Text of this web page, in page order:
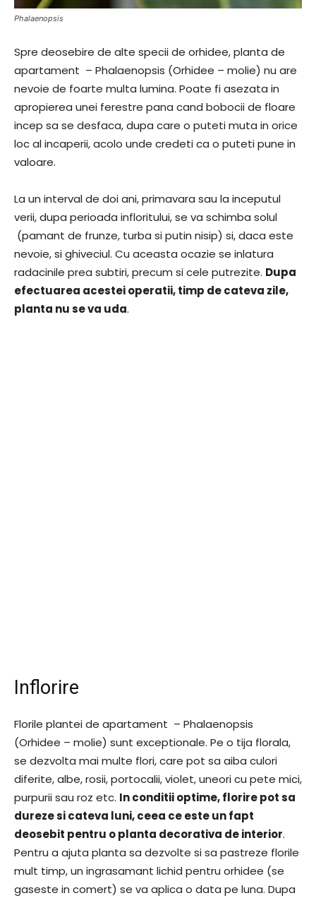
Phalaenopsis
Spre deosebire de alte specii de orhidee, planta de
apartament – Phalaenopsis (Orhidee – molie) nu are
nevoie de foarte multa lumina. Poate fi asezata in
apropierea unei ferestre pana cand bobocii de floare
incep sa se desfaca, dupa care o puteti muta in orice
loc al incaperii, acolo unde credeti ca o puteti pune in
valoare.
La un interval de doi ani, primavara sau la inceputul
verii, dupa perioada infloritului, se va schimba solul
(pamant de frunze, turba si putin nisip) si, daca este
nevoie, si ghiveciul. Cu aceasta ocazie se inlatura
radacinile prea subtiri, precum si cele putrezite. Dupa
efectuarea acestei operatii, timp de cateva zile,
planta nu se va uda.
Inflorire
Florile plantei de apartament – Phalaenopsis
(Orhidee – molie) sunt exceptionale. Pe o tija florala,
se dezvolta mai multe flori, care pot sa aiba culori
diferite, albe, rosii, portocalii, violet, uneori cu pete mici,
purpurii sau roz etc. In conditii optime, florire pot sa
dureze si cateva luni, ceea ce este un fapt
deosebit pentru o planta decorativa de interior.
Pentru a ajuta planta sa dezvolte si sa pastreze florile
mult timp, un ingrasamant lichid pentru orhidee (se
gaseste in comert) se va aplica o data pe luna. Dupa